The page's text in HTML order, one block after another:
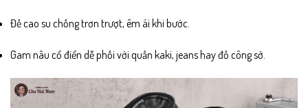
Đế cao su chống trơn trượt, êm ái khi bước.
Gam nâu cổ điển dễ phối với quần kaki, jeans hay đồ công sở.